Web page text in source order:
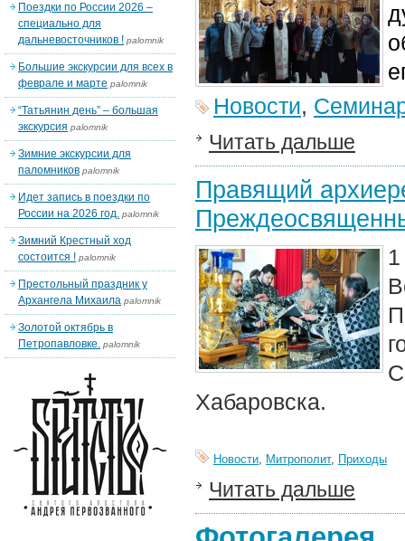
Новости,
Читать дальше
Правящий
Хабаровска.
Новости, Митрополит, Приходы
Читать дальше
Поездки по России 2026 –
специально для
дальневосточников ! palomnik
Большие экскурсии для всех в
феврале и марте palomnik
“Татьянин день” – большая
экскурсия palomnik
Зимние экскурсии для
паломников palomnik
Идет запись в поездки по
России на 2026 год. palomnik
Зимний Крестный ход
состоится ! palomnik
Престольный праздник у
Архангела Михаила palomnik
Золотой октябрь в
Петропавловке. palomnik